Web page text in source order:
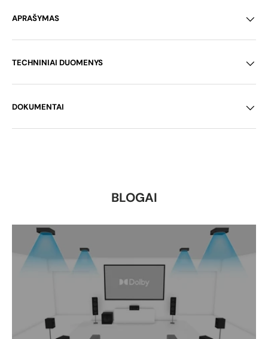
APRAŠYMAS
TECHNINIAI DUOMENYS
DOKUMENTAI
BLOGAI